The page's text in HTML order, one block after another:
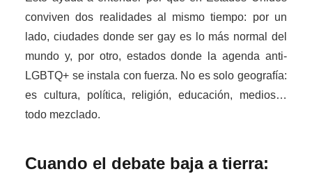
conviven dos realidades al mismo tiempo: por un
lado, ciudades donde ser gay es lo más normal del
mundo y, por otro, estados donde la agenda anti-
LGBTQ+ se instala con fuerza. No es solo geografía:
es cultura, política, religión, educación, medios…
todo mezclado.
Cuando el debate baja a tierra: